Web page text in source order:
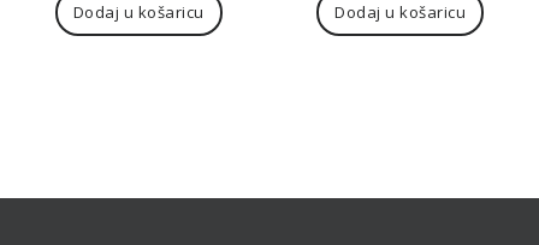
Dodaj u košaricu Dodaj u košaricu